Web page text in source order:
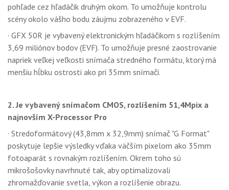
pohľade cez hľadáčik druhým okom. To umožňuje kontrolu
scény okolo vášho bodu záujmu zobrazeného v EVF.
· GFX 50R je vybavený elektronickým hľadáčikom s rozlíšením
3,69 miliónov bodov (EVF). To umožňuje presné zaostrovanie
napriek veľkej veľkosti snímača stredného formátu, ktorý má
menšiu hĺbku ostrosti ako pri 35mm snímači.
2. Je vybavený snímačom CMOS, rozlíšením 51,4Mpix a
najnovším X-Processor Pro
· Stredoformátový (43,8mm x 32,9mm) snímač "G Format"
poskytuje lepšie výsledky vďaka väčším pixelom ako 35mm
fotoaparát s rovnakým rozlíšením. Okrem toho sú
mikrošošovky navrhnuté tak, aby optimalizovali
zhromažďovanie svetla, výkon a rozlíšenie obrazu.